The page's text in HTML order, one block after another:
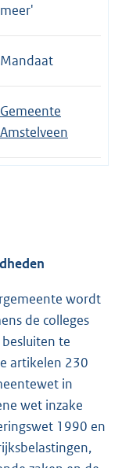
meer'
Mandaat
Gemeente
Amstelveen
wordt
de colleges
te
artikelen 230
in
wet inzake
1990 en